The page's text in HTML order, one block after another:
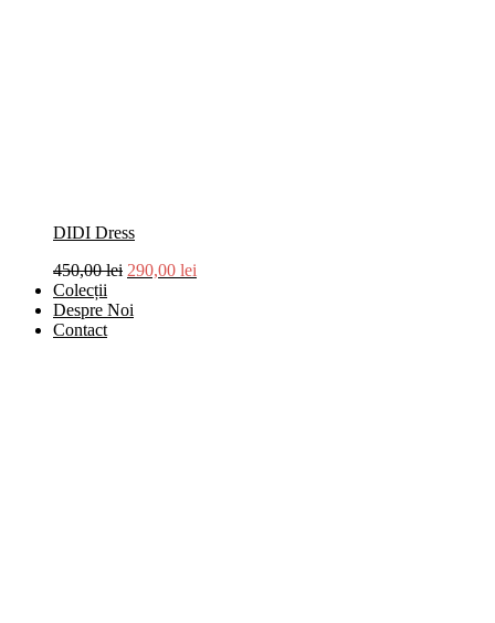
DIDI Dress
450,00lei 290,00 lei
Colecții
Despre Noi
Contact